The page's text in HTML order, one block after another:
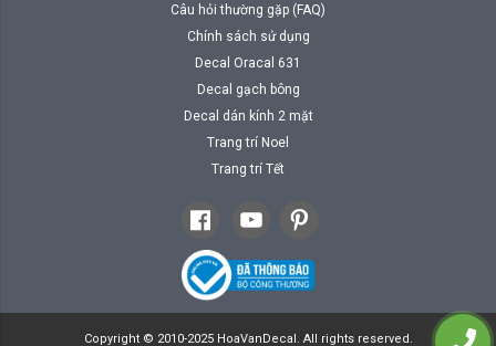
Câu hỏi thường gặp (FAQ)
Chính sách sử dụng
Decal Oracal 631
Decal gạch bông
Decal dán kính 2 mặt
Trang trí Noel
Trang trí Tết
Copyright © 2010-2025 HoaVanDecal. All rights reserved.